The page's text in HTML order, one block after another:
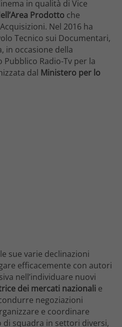
in qualità di Vice
Prodotto che
Nel 2016 ha
Tecnico sui Documentari,
in occasione della
Pubblico Radio-Tv per la
dal Ministero per lo
sue varie declinazioni
efficacemente con autori
nell’individuare nuovi
dei mercati nazionali e
negoziazioni
e coordinare
squadra in settori diversi,